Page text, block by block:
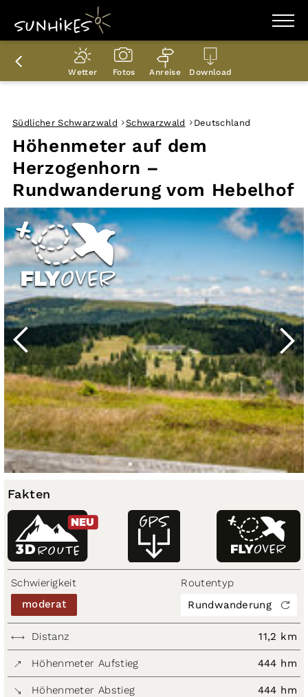
WANDERZIELE
WANDERUNGEN
ENTDECKEN
PLANER
Wetter Fotos Anreise Download
Höhenmeter auf dem
Herzogenhorn –
Rundwanderung vom Hebelhof
Südlicher Schwarzwald Schwarzwald Deutschland
Fakten
ROUTE
3D
NEU
Schwierigkeit
moderat
Routentyp
Rundwanderung
Distanz 11,2 km
Höhenmeter Aufstieg 444 hm
Höhenmeter Abstieg 444 hm